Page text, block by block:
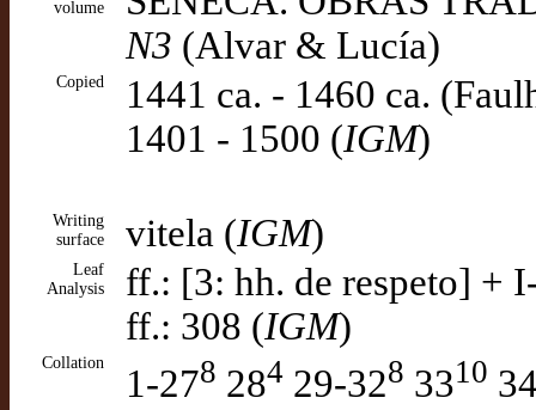
volume
N3 (Alvar & Lucía)
Copied
1441 ca. - 1460 ca.
1401 - 1500 (IGM)
Writing
surface
vitela (IGM)
Leaf
Analysis
ff.: [3: hh. de respeto] +
ff.: 308 (IGM)
Collation 1-278 284 29-328 3310